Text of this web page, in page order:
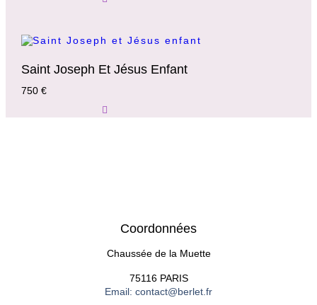
Saint Joseph Et Jésus Enfant
750 €
Coordonnées
Chaussée de la Muette
75116 PARIS
Email: contact@berlet.fr